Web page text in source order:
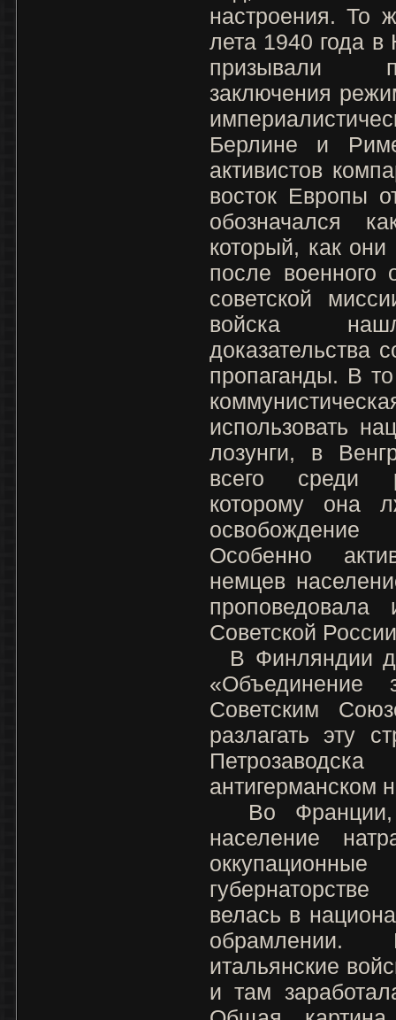
настроения. То
лета 1940 года в
призывали
заключения
Берлине и
активистов
восток Европы
обозначался
который, как
после военного
советской
войска
доказательства
пропаганды. В
использовать
лозунги, в
всего среди
которому она
Особенно
немцев
Советской
В Финляндии
Советским
разлагать эту
антигерманском
Во Франции,
население
велась в
итальянские
и там